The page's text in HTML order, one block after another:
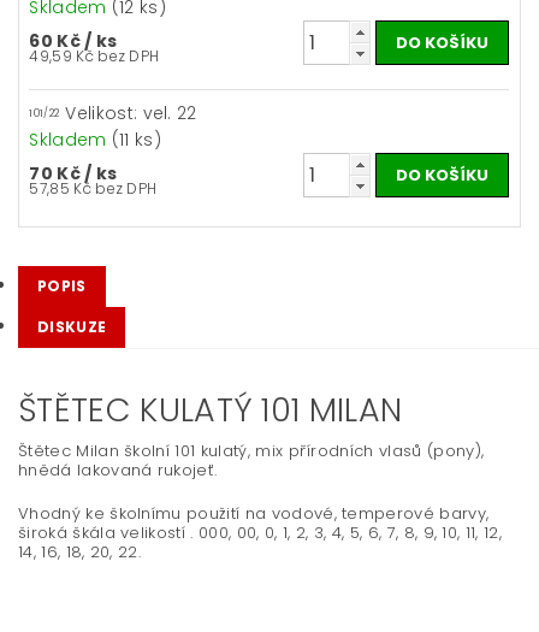
Skladem (12 ks)
60 Kč/ ks
49,59 Kč bez DPH
101/22 Velikost: vel. 22
Skladem (11 ks)
70 Kč/ ks
57,85 Kč bez DPH
POPIS
DISKUZE
ŠTĚTEC KULATÝ 101 MILAN
Štětec Milan školní 101 kulatý, mix přírodních vlasů (pony),
hnědá lakovaná rukojeť.
Vhodný ke školnímu použití na vodové, temperové barvy,
široká škála velikostí . 000, 00, 0, 1, 2, 3, 4, 5, 6, 7, 8, 9, 10, 11, 12,
14, 16, 18, 20, 22.